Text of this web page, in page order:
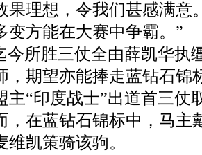
果理想，令我们甚感满意
变方能在大赛中争霸。”
所胜三仗全由薛凯华执
，期望亦能捧走蓝钻石锦
主“印度战士”出道首三仗
，在蓝钻石锦标中，马主
维凯策骑该驹。